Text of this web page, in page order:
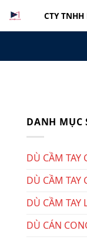
qua
CTY
DANH MỤC
DÙ CẦM TAY
DÙ CẦM TAY
DÙ CẦM TAY
DÙ CÁN